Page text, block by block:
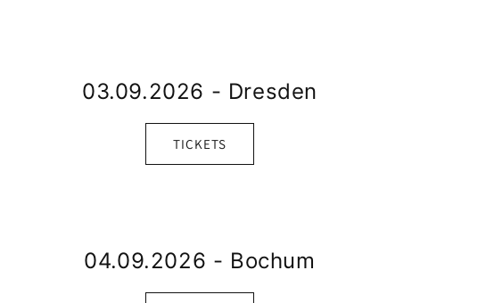
03.09.2026 - Dresden
TICKETS
04.09.2026 - Bochum